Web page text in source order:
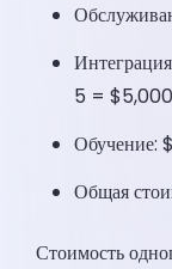
5 = $5,000
Общая
Стоимость